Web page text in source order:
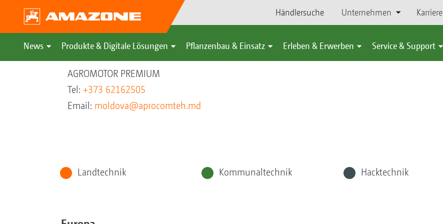
Händlersuche Unternehmen Karriere
News Produkte & Digitale Lösungen Pflanzenbau & Einsatz Erleben & Erwerben Service & Support
AGROMOTOR PREMIUM
Tel: +373 62162505
Email: moldova@aprocomteh.md
Landtechnik Kommunaltechnik Hacktechnik